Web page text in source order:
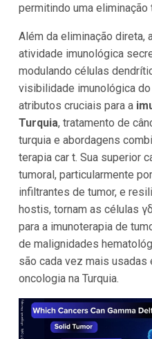
permitindo uma eliminação
Além da eliminação direta,
atividade imunológica
modulando células
visibilidade imunológica
atributos cruciais para a
Turquia, tratamento de
turquia e abordagens
terapia car t. Sua superior
tumoral, particularmente
infiltrantes de tumor, e
hostis, tornam as células
para a imunoterapia de
de malignidades
são cada vez mais usadas
oncologia na Turquia.